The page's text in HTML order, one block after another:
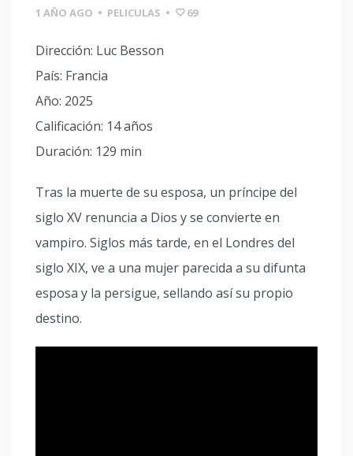
1 AÑO AGO • PELICULAS • 69
Dirección: Luc Besson
País: Francia
Año: 2025
Calificación: 14 años
Duración: 129 min
Tras la muerte de su esposa, un príncipe del
siglo XV renuncia a Dios y se convierte en
vampiro. Siglos más tarde, en el Londres del
siglo XIX, ve a una mujer parecida a su difunta
esposa y la persigue, sellando así su propio
destino.